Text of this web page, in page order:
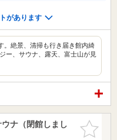
があります
。絶景、清掃も行き届き館内綺
ー、サウナ、露天、富士山が見
お気に入
りに追加
ナ（閉館しまし